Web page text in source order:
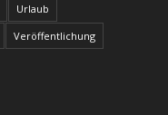
Urlaub
Veröffentlichung